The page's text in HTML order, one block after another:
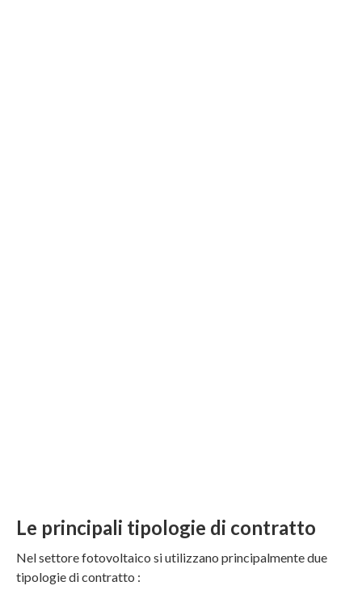
Le principali tipologie di contratto
Nel settore fotovoltaico si utilizzano principalmente due
tipologie di contratto :